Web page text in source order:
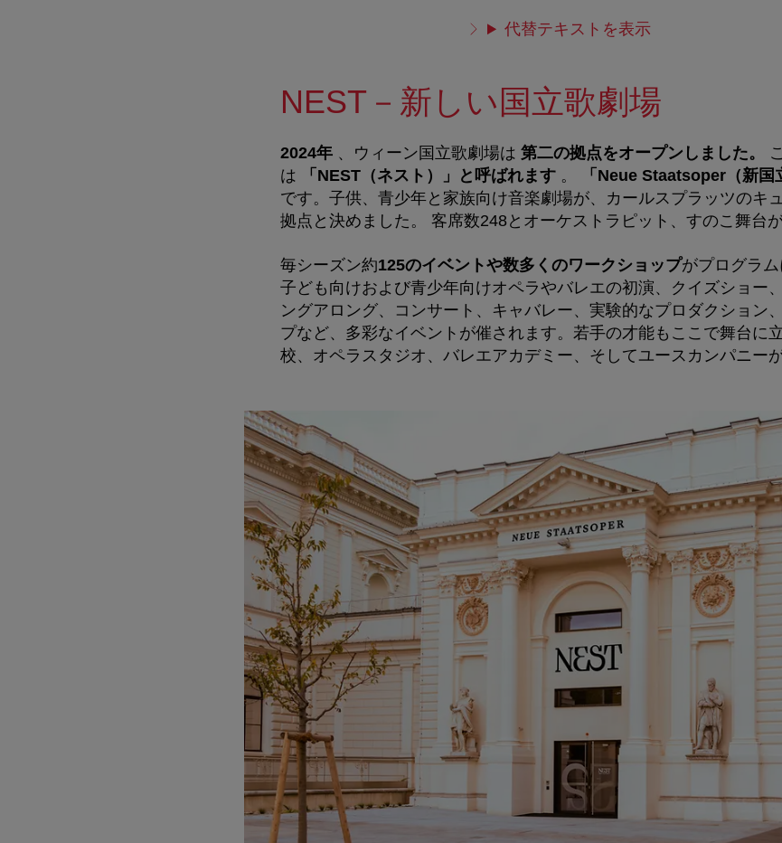
代替テキストを表示
NEST－新しい国立歌劇場
2024年 、ウィーン国立歌劇場は 第二の拠点をオープンしました。
は 「 NEST （ネスト）」と呼ばれます 。 「 Neue Staatsoper （新国
です。 子供、青少年と家族向け音楽劇場が、カールスプラッツのキ
拠点と決めました。
客席数248とオーケストラピット、すのこ舞台
毎シーズン約125のイベントや数多くのワークショップがプログラム
子ども向けおよび青少年向けオペラやバレエの初演、クイズショー
ングアロング、コンサート、キャバレー、実験的なプロダクション
プなど、多彩なイベントが催されます。若手の才能もここで舞台に
校、オペラスタジオ、バレエアカデミー、そしてユースカンパニー